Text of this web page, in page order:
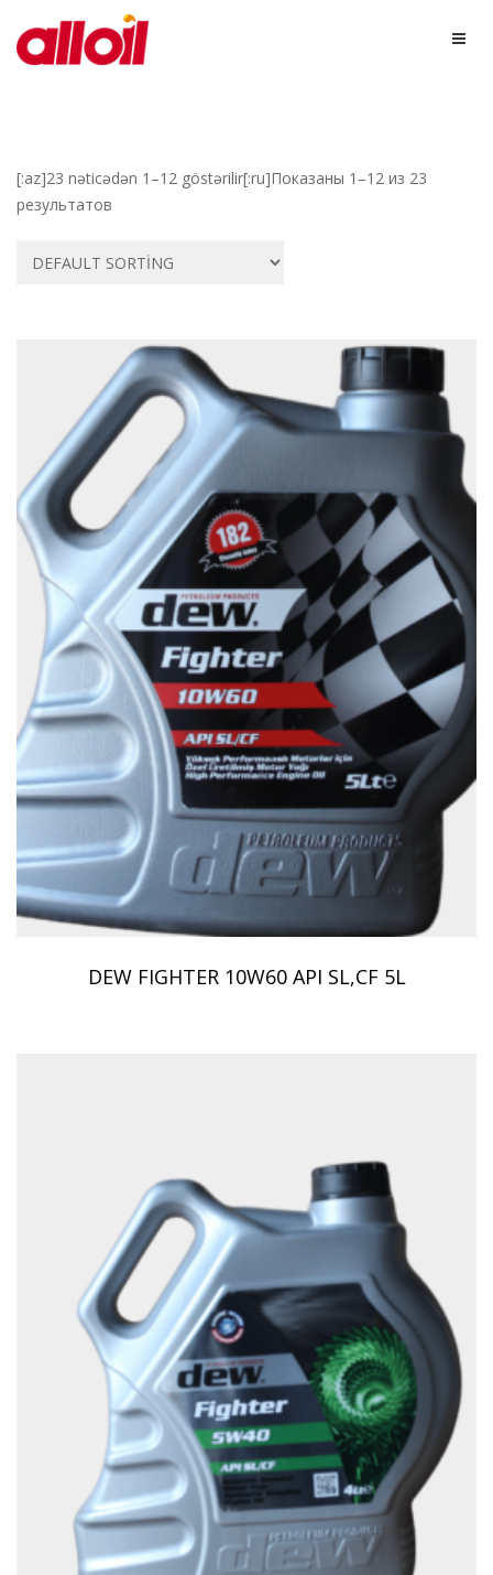
[:az]23 nəticədən 1–12 göstərilir[:ru]Показаны 1–12 из 23
результатов
DEW FIGHTER 10W60 API SL,CF 5L